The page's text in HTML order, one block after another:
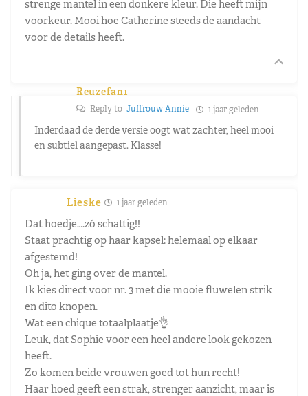
strenge mantel in een donkere kleur. Die heeft mijn
voorkeur. Mooi hoe Catherine steeds de aandacht
voor de details heeft.
Reuzefan1
Reply to Juffrouw Annie 1 jaar geleden
Inderdaad de derde versie oogt wat zachter, heel mooi
en subtiel aangepast. Klasse!
Lieske 1 jaar geleden
Dat hoedje….zó schattig!!
Staat prachtig op haar kapsel: helemaal op elkaar
afgestemd!
Oh ja, het ging over de mantel.
Ik kies direct voor nr. 3 met die mooie fluwelen strik
en dito knopen.
Wat een chique totaalplaatje👌
Leuk, dat Sophie voor een heel andere look gekozen
heeft.
Zo komen beide vrouwen goed tot hun recht!
Haar hoed geeft een strak, strenger aanzicht, maar is